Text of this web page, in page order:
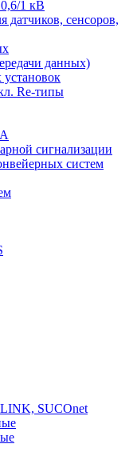
1 кВ
датчиков, cенсоров,
данных)
установок
Re-типы
сигнализации
систем
SUCOnet